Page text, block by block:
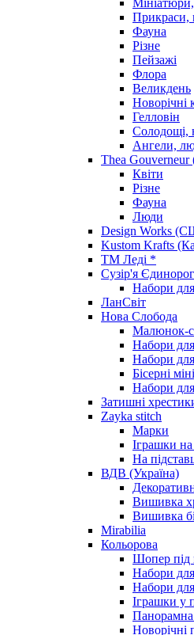
Прикраси,
Фауна
Різне
Пейзажі
Флора
Великдень
Новорічні
Гелловін
Солодощі,
Ангели,
Thea Gouverneur
Квіти
Різне
Фауна
Люди
Design Works
Kustom Krafts
ТМ Леді *
Сузір'я
Набори
ЛанСвіт
Нова Слобода
Малюнок-
Набори
Набори
Бісерні
Набори
Затишні
Zayka stitch
Марки
Іграшки на
На
ВДВ (Україна)
Вишивка
Вишивка
Mirabilia
Кольорова
Шопер під
Набори
Набори
Іграшки у
Новорічні